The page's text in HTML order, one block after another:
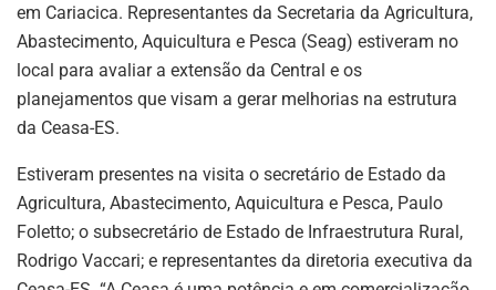
em Cariacica. Representantes da Secretaria da Agricultura,
Abastecimento, Aquicultura e Pesca (Seag) estiveram no
local para avaliar a extensão da Central e os
planejamentos que visam a gerar melhorias na estrutura
da Ceasa-ES.
Estiveram presentes na visita o secretário de Estado da
Agricultura, Abastecimento, Aquicultura e Pesca, Paulo
Foletto; o subsecretário de Estado de Infraestrutura Rural,
Rodrigo Vaccari; e representantes da diretoria executiva da